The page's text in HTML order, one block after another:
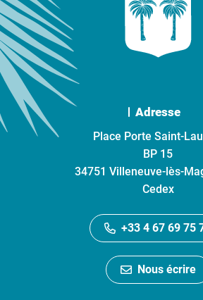
Adresse
Place Porte Saint-
BP 15
34751 Villeneuve-lès-
Cedex
+33 4 67 69 75
Nous écrire